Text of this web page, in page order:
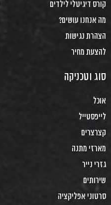
קורס דיגיטלי לילדים
מה אנחנו עושים?
הצהרת נגישות
להצעת מחיר
סוג וטכניקה
אוכל
לייפסטייל
קצרצרים
מארזי מתנה
גזרי נייר
שירותים
סרטוני אפליקציה